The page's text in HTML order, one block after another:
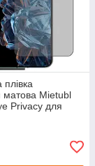
плівка
матова Mietubl
Privacy для